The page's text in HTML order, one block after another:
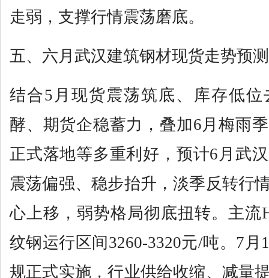
走弱，支撑行情震荡磨底。
五、六月武汉建筑钢材现货走势预测
结合5月现货震荡筑底、库存低
酵、期货企稳蓄力，叠加6月梅雨
正式落地等多重利好，预计6月武
震荡偏强、稳步抬升，淡季反转行
心上移，弱势格局彻底扭转。主流
纹钢运行区间3260-3320元/吨。7
规正式实施，行业供给收缩、减量